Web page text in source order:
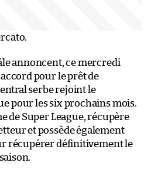
annoncent, ce mercredi
pour le prêt de
serbe rejoint le
pour les six prochains mois.
de Super League, récupère
et possède également
récupérer définitivement le